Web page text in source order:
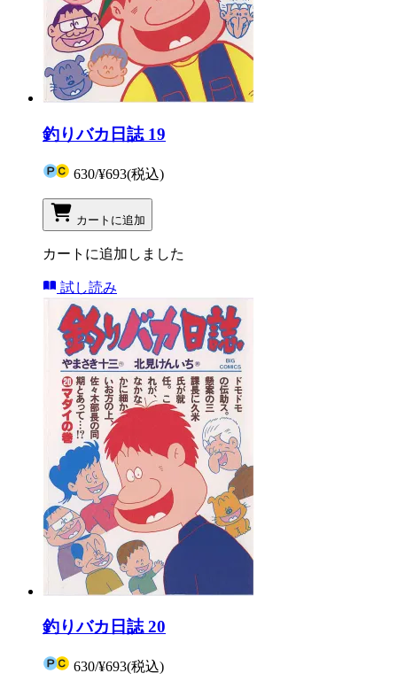
釣りバカ日誌 19
630/¥693(税込)
カートに追加
カートに追加しました
試し読み
釣りバカ日誌 20
630/¥693(税込)